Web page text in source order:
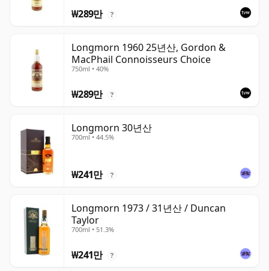
₩289만 ?
Longmorn 1960 25년산, Gordon &
MacPhail Connoisseurs Choice
750ml • 40%
₩289만 ?
Longmorn 30년산
700ml • 44.5%
₩241만 ?
Longmorn 1973 / 31년산 / Duncan
Taylor
700ml • 51.3%
₩241만 ?